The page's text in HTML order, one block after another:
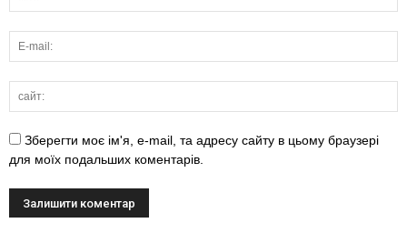
Зберегти моє ім'я, e-mail, та адресу сайту в цьому браузері
для моїх подальших коментарів.